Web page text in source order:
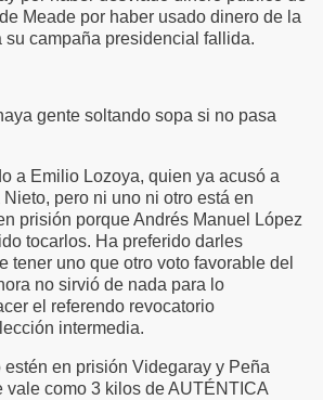
Meade por haber usado dinero de la
su campaña presidencial fallida.
gente soltando sopa si no pasa
a Emilio Lozoya, quien ya acusó a
pero ni uno ni otro está en
prisión porque Andrés Manuel López
tocarlos. Ha preferido darles
tener uno que otro voto favorable del
no sirvió de nada para lo
el referendo revocatorio
intermedia.
en prisión Videgaray y Peña
vale como 3 kilos de AUTÉNTICA